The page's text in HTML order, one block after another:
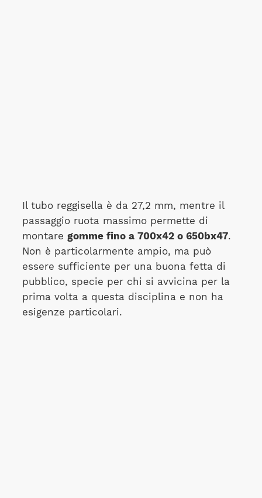
Il tubo reggisella è da 27,2 mm, mentre il
passaggio ruota massimo permette di
montare gomme fino a 700x42 o 650bx47.
Non è particolarmente ampio, ma può
essere sufficiente per una buona fetta di
pubblico, specie per chi si avvicina per la
prima volta a questa disciplina e non ha
esigenze particolari.